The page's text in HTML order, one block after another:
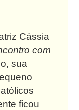
Cássia
com
sua
ficou